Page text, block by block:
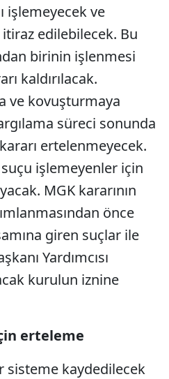
işlemeyecek ve
edilebilecek. Bu
birinin işlenmesi
kaldırılacak.
ve kovuşturmaya
süreci sonunda
ertelenmeyecek.
işlemeyenler için
MGK kararının
önce
giren suçlar ile
Yardımcısı
kurulun iznine
erteleme
sisteme kaydedilecek